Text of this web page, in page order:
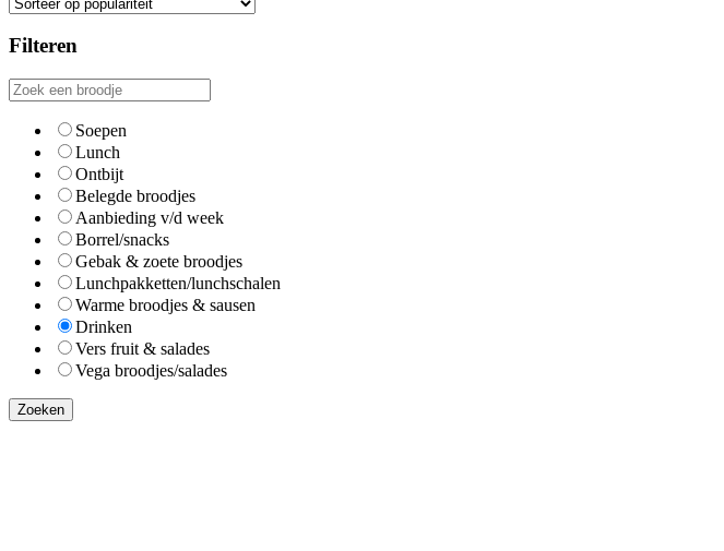
Filteren
Soepen
Lunch
Ontbijt
Belegde broodjes
Aanbieding v/d week
Borrel/snacks
Gebak & zoete broodjes
Lunchpakketten/lunchschalen
Warme broodjes & sausen
Drinken
Vers fruit & salades
Vega broodjes/salades